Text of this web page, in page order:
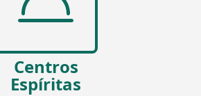
Centros
Espíritas